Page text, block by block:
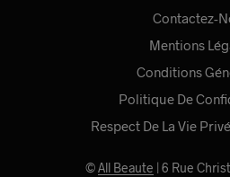
Contactez-
Mentions
Conditions
Politique De
Respect De La Vie
©All Beaute | 6 Rue